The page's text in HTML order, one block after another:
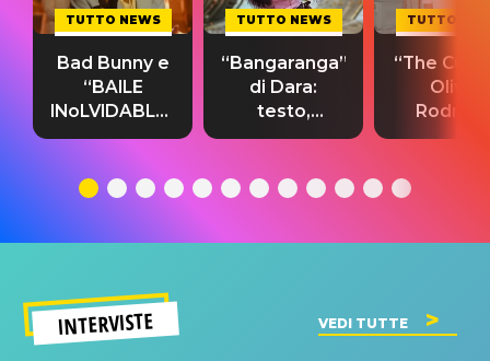
TUTTO NEWS
Bad Bunny e
“BAILE
INoLVIDABLE”:
testo,
significato
TUTTO NEWS
“Bangaranga”
di Dara:
testo,
traduzione e
del singolo
TUTTO
“The
Olivia
testo,
INTERVISTE VEDI TUTTE